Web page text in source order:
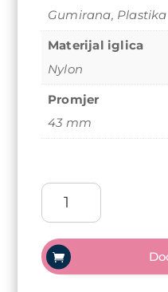
Gumirana, Plastika
Materijal iglica
Nylon
Promjer
43 mm
Četka
feniranje
Termix
Evolution
Soft